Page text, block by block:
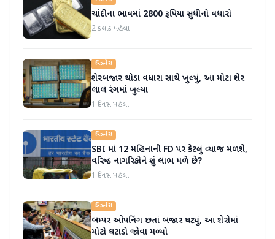
ચાંદીના ભાવમાં 2800 રૂપિયા સુધીનો વધારો
2 કલાક પહેલા
બિઝનેસ
શેરબજાર થોડા વધારા સાથે ખુલ્યું, આ મોટા શેર
લાલ રંગમાં ખુલ્યા
1 દિવસ પહેલા
બિઝનેસ
SBI માં 12 મહિનાની FD પર કેટલું વ્યાજ મળશે,
વરિષ્ઠ નાગરિકોને શું લાભ મળે છે?
1 દિવસ પહેલા
બિઝનેસ
બમ્પર ઓપનિંગ છતાં બજાર ઘટ્યું, આ શેરોમાં
મોટો ઘટાડો જોવા મળ્યો